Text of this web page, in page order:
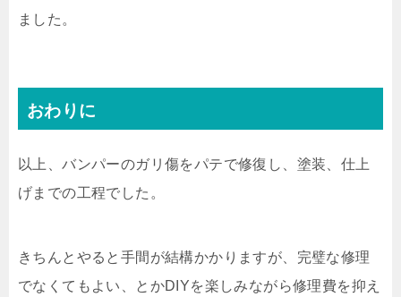
ました。
おわりに
以上、バンパーのガリ傷をパテで修復し、塗装、仕上
げまでの工程でした。
きちんとやると手間が結構かかりますが、完璧な修理
でなくてもよい、とかDIYを楽しみながら修理費を抑え